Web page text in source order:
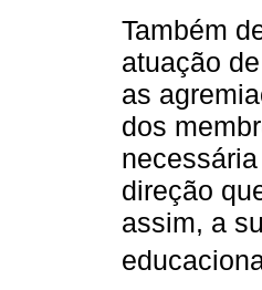
Também
atuação
as
dos
direção
assim, a